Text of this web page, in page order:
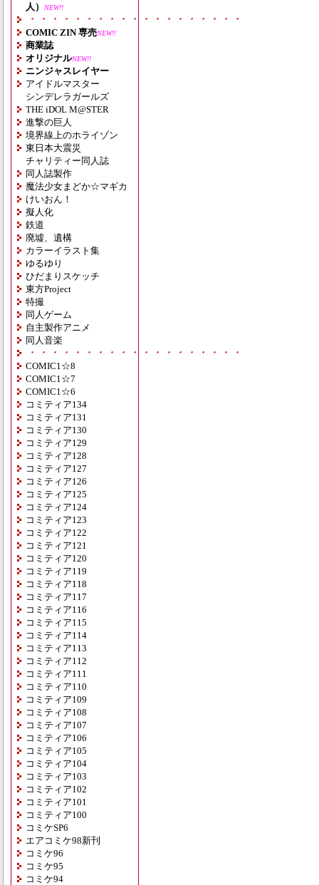
人）
NEW!!
・・・・・・・・・・・・・・・・・・・
COMIC ZIN 専売NEW!!
商業誌
オリジナルNEW!!
ニンジャスレイヤー
アイドルマスター
シンデレラガールズ
THE iDOL M@STER
進撃の巨人
境界線上のホライゾン
東日本大震災
チャリティー同人誌
同人誌製作
魔法少女まどか☆マギカ
けいおん！
擬人化
鉄道
廃墟、遺構
カラーイラスト集
ゆるゆり
ひだまりスケッチ
東方Project
特撮
同人ゲーム
自主製作アニメ
同人音楽
・・・・・・・・・・・・・・・・・・・
COMIC1☆8
COMIC1☆7
COMIC1☆6
コミティア134
コミティア131
コミティア130
コミティア129
コミティア128
コミティア127
コミティア126
コミティア125
コミティア124
コミティア123
コミティア122
コミティア121
コミティア120
コミティア119
コミティア118
コミティア117
コミティア116
コミティア115
コミティア114
コミティア113
コミティア112
コミティア111
コミティア110
コミティア109
コミティア108
コミティア107
コミティア106
コミティア105
コミティア104
コミティア103
コミティア102
コミティア101
コミティア100
コミケSP6
エアコミケ98新刊
コミケ96
コミケ95
コミケ94